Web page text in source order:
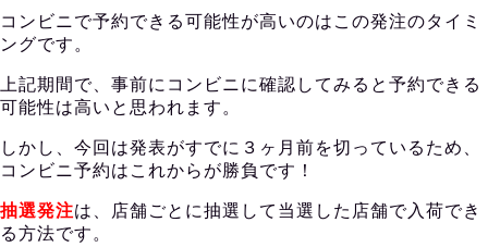
コンビニで予約できる可能性が高いのはこの発注のタイミ
ングです。
上記期間で、事前にコンビニに確認してみると予約できる
可能性は高いと思われます。
しかし、今回は発表がすでに３ヶ月前を切っているため、
コンビニ予約はこれからが勝負です！
抽選発注は、店舗ごとに抽選して当選した店舗で入荷でき
る方法です。